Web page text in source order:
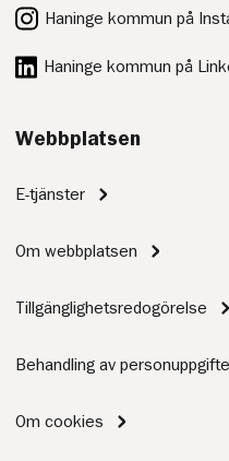
Haninge kommun på
Haninge kommun på
Webbplatsen
E-tjänster
Om webbplatsen
Tillgänglighetsredogörelse
Behandling av
Om cookies